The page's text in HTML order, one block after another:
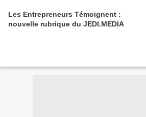
Les Entrepreneurs Témoignent :
nouvelle rubrique du JEDI.MEDIA